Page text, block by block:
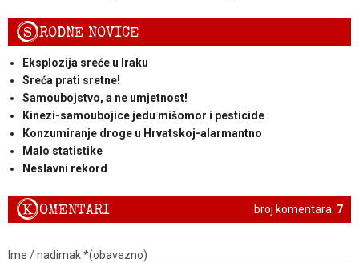
SRODNE NOVICE
Eksplozija sreće u Iraku
Sreća prati sretne!
Samoubojstvo, a ne umjetnost!
Kinezi-samoubojice jedu mišomor i pesticide
Konzumiranje droge u Hrvatskoj-alarmantno
Malo statistike
Neslavni rekord
broj komentara: 7
KOMENTARI
Ime / nadimak *(obavezno)